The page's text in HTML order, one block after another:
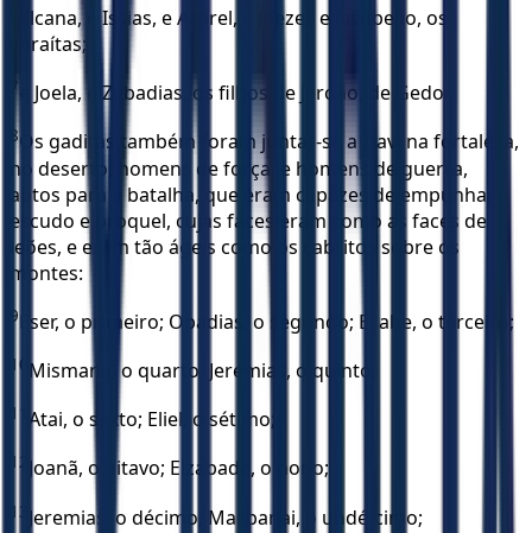
Elcana, e Issias, e Azarel, e Joezer, e Jasobeão, os
coraítas;
7 e Joela, e Zebadias, os filhos de Jeroão, de Gedor.
8Os gaditas também foram juntar-se a Davi na fortaleza,
no deserto, homens de força, e homens de guerra,
aptos para a batalha, que eram capazes de empunhar
escudo e broquel, cujas faces eram como as faces de
leões, e eram tão ágeis como os cabritos sobre os
montes:
9 Eser, o primeiro; Obadias, o segundo; Eliabe, o terceiro;
10 Mismana, o quarto; Jeremias, o quinto;
11 Atai, o sexto; Eliel, o sétimo;
12 Joanã, o oitavo; Elzabade, o nono;
13 Jeremias, o décimo; Macbanai, o undé-cimo;